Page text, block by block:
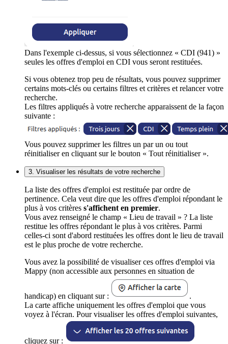
Dans l'exemple ci-dessus, si vous sélectionnez « CDI (941) »
seules les offres d'emploi en CDI vous seront restituées.
Si vous obtenez trop peu de résultats, vous pouvez supprimer
certains mots-clés ou certains filtres et critères et relancer votre
recherche.
Les filtres appliqués à votre recherche apparaissent de la façon
suivante :
Vous pouvez supprimer les filtres un par un ou tout
réinitialiser en cliquant sur le bouton « Tout réinitialiser ».
3. Visualiser les résultats de votre recherche
La liste des offres d'emploi est restituée par ordre de
pertinence. Cela veut dire que les offres d'emploi répondant le
plus à vos critères s'affichent en premier.
Vous avez renseigné le champ « Lieu de travail » ? La liste
restitue les offres répondant le plus à vos critères. Parmi
celles-ci sont d'abord restituées les offres dont le lieu de travail
est le plus proche de votre recherche.
Vous avez la possibilité de visualiser ces offres d'emploi via
Mappy (non accessible aux personnes en situation de
handicap) en cliquant sur :
.
La carte affiche uniquement les offres d'emploi que vous
voyez à l'écran. Pour visualiser les offres d'emploi suivantes,
cliquez sur :